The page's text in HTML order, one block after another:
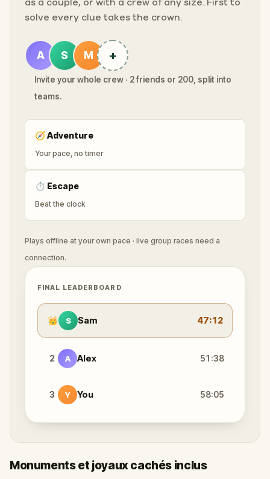
as a couple, or with a crew of any size. First to
solve every clue takes the crown.
A S M +
Invite your whole crew · 2 friends or 200, split into
teams.
🧭Adventure
Your pace, no timer
⏱ Escape
Beat the clock
Plays offline at your own pace · live group races need a
connection.
FINAL LEADERBOARD
👑 S Sam 47:12
2 A Alex 51:38
3 Y You 58:05
Monuments et joyaux cachés inclus